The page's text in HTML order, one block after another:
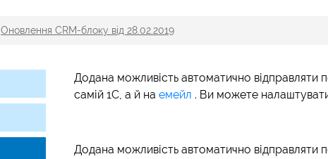
Оновлення CRM-блоку від 28.02.2019
Додана можливість автоматично відправляти
самій 1С, а й на емейл . Ви можете
Додана можливість автоматично відправляти